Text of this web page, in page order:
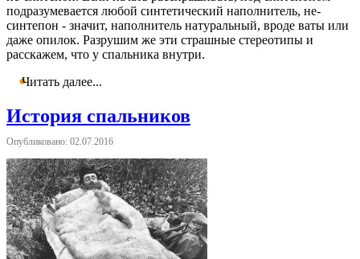
подразумевается любой синтетический наполнитель, не-
синтепон - значит, наполнитель натуральный, вроде ваты или
даже опилок. Разрушим же эти страшные стереотипы и
расскажем, что у спальника внутри.
Читать далее...
История спальников
Опубликовано: 02.07.2016